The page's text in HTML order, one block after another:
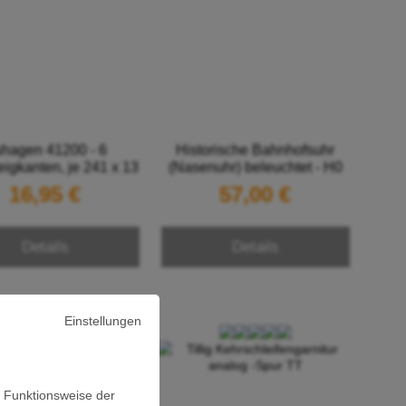
Einstellungen
der
41200 - 6
je 241 x 13
Nenngröße H0
16,95 €
Details
Historische Bahnhofsuhr
(Nasenuhr) beleuchtet - H0
57,00 €
Details